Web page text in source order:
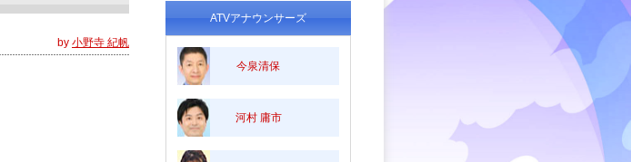
by 小野寺 紀帆
ATVアナウンサーズ
今泉清保
河村 庸市